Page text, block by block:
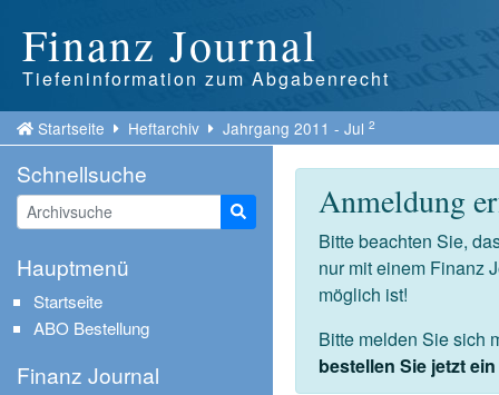
Finanz Journal
Tiefeninformation zum Abgabenrecht
Startseite Heftarchiv Jahrgang 2011 - Jul2
Anmeldung
Bitte beachten Sie,
nur mit einem Finanz
möglich ist!
Bitte melden Sie sich
bestellen Sie jetzt
Schnellsuche
Suche starten
Hauptmenü
Startseite
ABO Bestellung
Finanz Journal